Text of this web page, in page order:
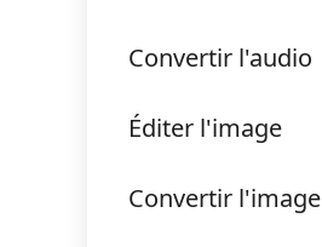
Convertir l'audio
Éditer l'image
Convertir l'image